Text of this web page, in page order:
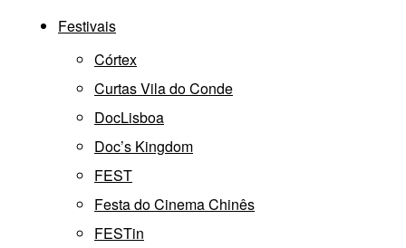
Festivais
Córtex
Curtas Vila do Conde
DocLisboa
Doc’s Kingdom
FEST
Festa do Cinema Chinês
FESTin